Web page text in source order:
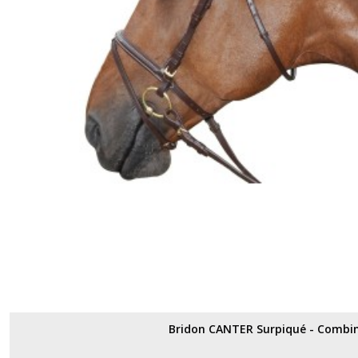
Bridon CANTER Surpiqué -